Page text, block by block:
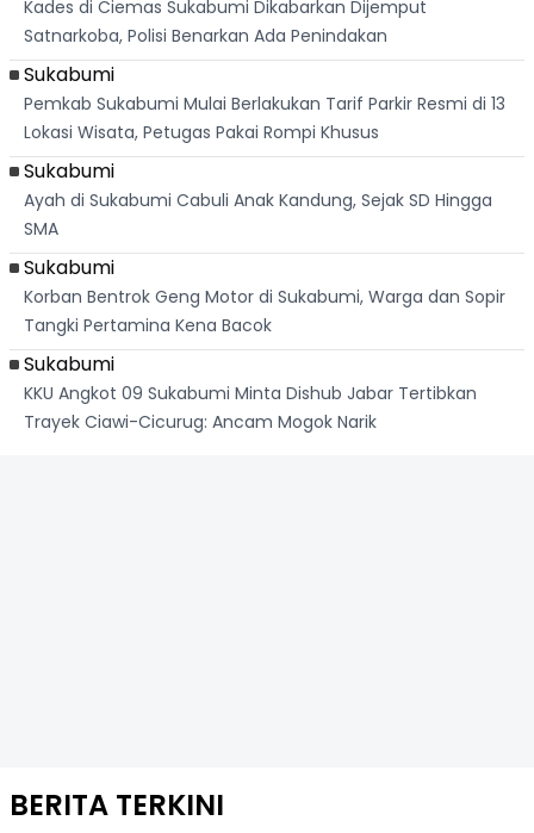
Kades di Ciemas Sukabumi Dikabarkan Dijemput
Satnarkoba, Polisi Benarkan Ada Penindakan
Sukabumi
Pemkab Sukabumi Mulai Berlakukan Tarif Parkir Resmi di 13
Lokasi Wisata, Petugas Pakai Rompi Khusus
Sukabumi
Ayah di Sukabumi Cabuli Anak Kandung, Sejak SD Hingga
SMA
Sukabumi
Korban Bentrok Geng Motor di Sukabumi, Warga dan Sopir
Tangki Pertamina Kena Bacok
Sukabumi
KKU Angkot 09 Sukabumi Minta Dishub Jabar Tertibkan
Trayek Ciawi-Cicurug: Ancam Mogok Narik
BERITA TERKINI